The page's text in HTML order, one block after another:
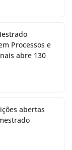
Processos e
abre 130
abertas